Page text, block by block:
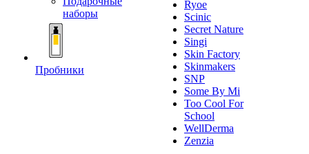
наборы
Пробники
Ryoe
Scinic
Secret Nature
Singi
Skin Factory
Skinmakers
SNP
Some By Mi
Too Cool For
School
WellDerma
Zenzia